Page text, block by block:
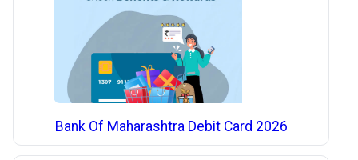
Bank Of Maharashtra Debit Card 2026